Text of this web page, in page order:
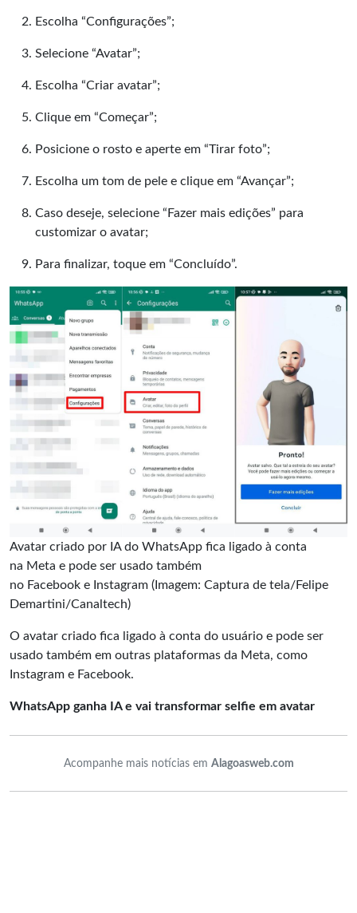
Escolha “Configurações”;
Selecione “Avatar”;
Escolha “Criar avatar”;
Clique em “Começar”;
Posicione o rosto e aperte em “Tirar foto”;
Escolha um tom de pele e clique em “Avançar”;
Caso deseje, selecione “Fazer mais edições” para
customizar o avatar;
Para finalizar, toque em “Concluído”.
Avatar criado por IA do WhatsApp fica ligado à conta
na Meta e pode ser usado também
no Facebook e Instagram (Imagem: Captura de tela/Felipe
Demartini/Canaltech)
O avatar criado fica ligado à conta do usuário e pode ser
usado também em outras plataformas da Meta, como
Instagram e Facebook.
WhatsApp ganha IA e vai transformar selfie em avatar
Acompanhe mais notícias em Alagoasweb.com